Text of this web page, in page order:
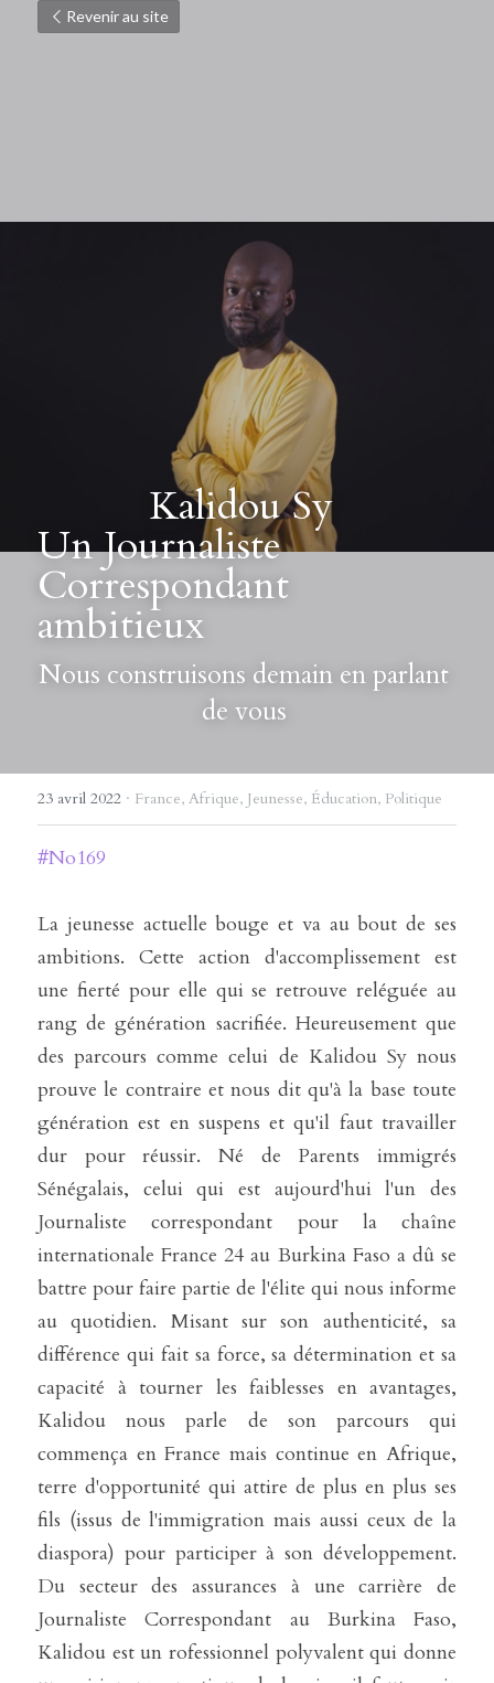
Revenir au site
Kalidou Sy
Un Journaliste
Correspondant
ambitieux
Nous construisons demain en parlant
de vous
23 avril 2022 · France, Afrique, Jeunesse, Éducation, Politique
#No169
La jeunesse actuelle bouge et va au bout de ses
ambitions. Cette action d'accomplissement est
une fierté pour elle qui se retrouve reléguée au
rang de génération sacrifiée. Heureusement que
des parcours comme celui de Kalidou Sy nous
prouve le contraire et nous dit qu'à la base toute
génération est en suspens et qu'il faut travailler
dur pour réussir. Né de Parents immigrés
Sénégalais, celui qui est aujourd'hui l'un des
Journaliste correspondant pour la chaîne
internationale France 24 au Burkina Faso a dû se
battre pour faire partie de l'élite qui nous informe
au quotidien. Misant sur son authenticité, sa
différence qui fait sa force, sa détermination et sa
capacité à tourner les faiblesses en avantages,
Kalidou nous parle de son parcours qui
commença en France mais continue en Afrique,
terre d'opportunité qui attire de plus en plus ses
fils (issus de l'immigration mais aussi ceux de la
diaspora) pour participer à son développement.
Du secteur des assurances à une carrière de
Journaliste Correspondant au Burkina Faso,
Kalidou est un rofessionnel polyvalent qui donne